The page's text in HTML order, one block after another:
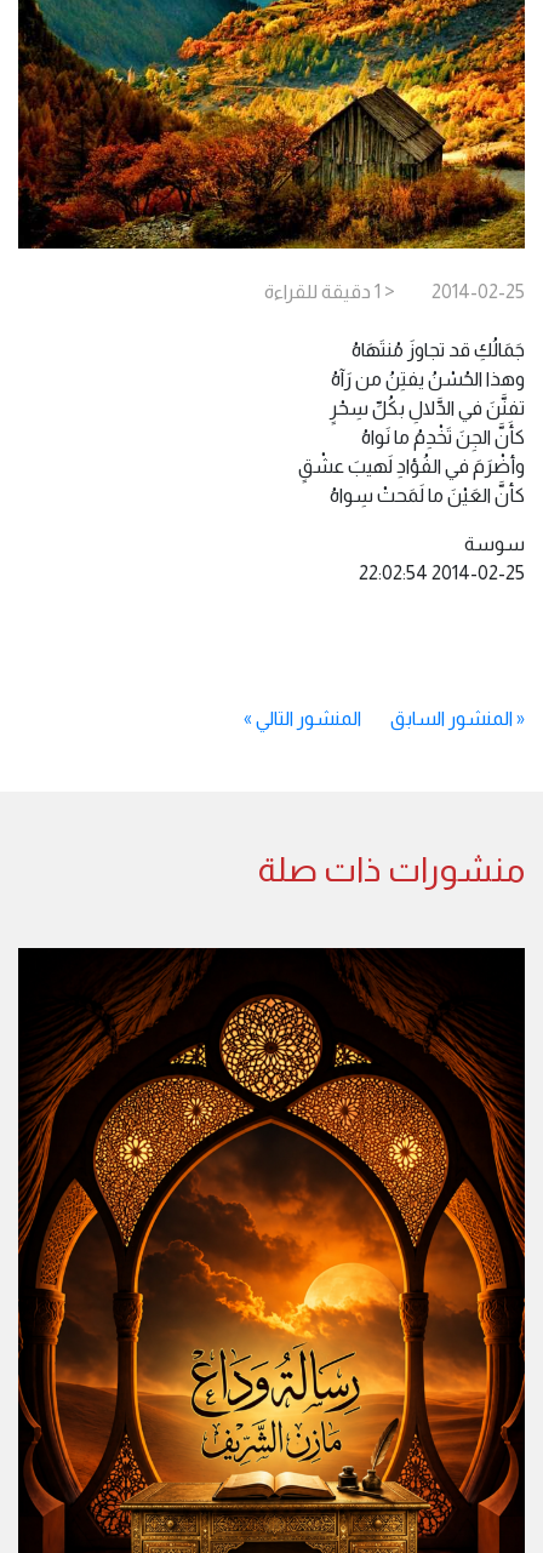
2014-02-25
< 1 دقيقة للقراءة
جَمَالُكِ قد تجاوزَ مُنتَهَاهُ
وهذا الحُسْنُ يفتِنُ من رَآهُ
تفنَّنَ في الدَّلالِ بكُلِّ سِحْرٍ
كأَنَّ الجِنَ تَخْدِمُ ما نَواهُ
وأضْرَمَ في الفُؤادِ لَهيبَ عشْقٍ
كأنَّ العَيْنَ ما لَمَحتْ سِواهُ
سوسة
«المنشور السابق المنشور التالي »
منشورات ذات صلة